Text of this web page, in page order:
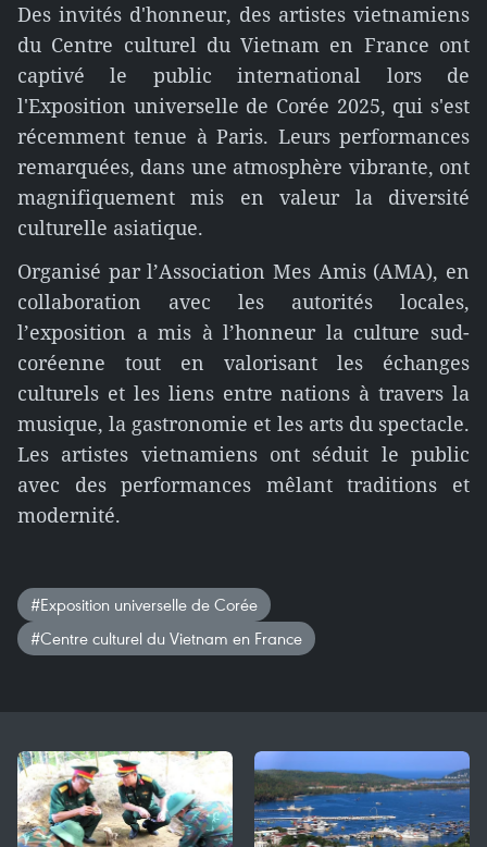
Des invités d'honneur, des artistes vietnamiens
du Centre culturel du Vietnam en France ont
captivé le public international lors de
l'Exposition universelle de Corée 2025, qui s'est
récemment tenue à Paris. Leurs performances
remarquées, dans une atmosphère vibrante, ont
magnifiquement mis en valeur la diversité
culturelle asiatique.
Organisé par l’Association Mes Amis (AMA), en
collaboration avec les autorités locales,
l’exposition a mis à l’honneur la culture sud-
coréenne tout en valorisant les échanges
culturels et les liens entre nations à travers la
musique, la gastronomie et les arts du spectacle.
Les artistes vietnamiens ont séduit le public
avec des performances mêlant traditions et
modernité.
#Exposition universelle de Corée
#Centre culturel du Vietnam en France